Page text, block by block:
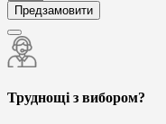
Предзамовити
Труднощі з вибором?